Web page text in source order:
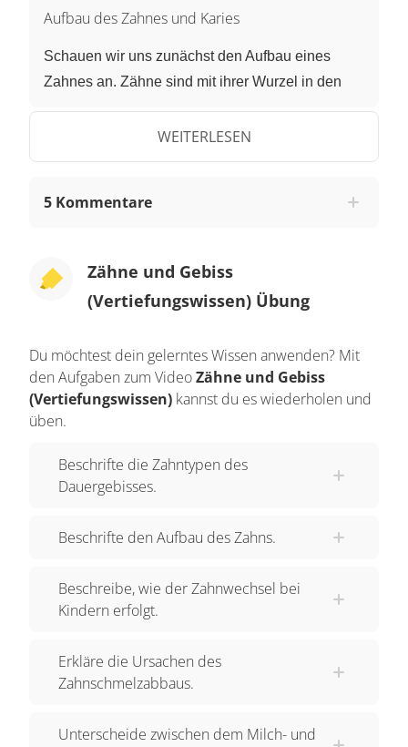
Aufbau des Zahnes und Karies
Schauen wir uns zunächst den Aufbau eines
Zahnes an. Zähne sind mit ihrer Wurzel in den
von derWurzelhaut
äußere Schicht der Zahnwurzel nennt man
sich das so genannte
und Nerven.
Zahnschmelz bedeckt. Diesen Teil nennt man
auchZahnkrone . Der Übergang von Zahnkrone
zur Zahnwurzel ist derZahnhalsund wird
üblicherweise vom Zahnfleisch bedeckt. Bildet
mangelnder Mundhygiene zurück, können die
von kalten oder heißen Speisen und Getränken
einer dicken schützenden Zahnschmelzschicht
bedeckt.
können sich auf der Kaufläche
WEITERLESEN
5 Kommentare
Zähne und Gebiss
(Vertiefungswissen) Übung
Du möchtest dein gelerntes Wissen anwenden? Mit
den Aufgaben zum VideoZähne und Gebiss
(Vertiefungswissen) kannst du es wiederholen und
üben.
Beschrifte die Zahntypen des
Dauergebisses.
Beschrifte den Aufbau des Zahns.
Beschreibe, wie der Zahnwechsel bei
Kindern erfolgt.
Erkläre die Ursachen des
Zahnschmelzabbaus.
Unterscheide zwischen dem Milch- und